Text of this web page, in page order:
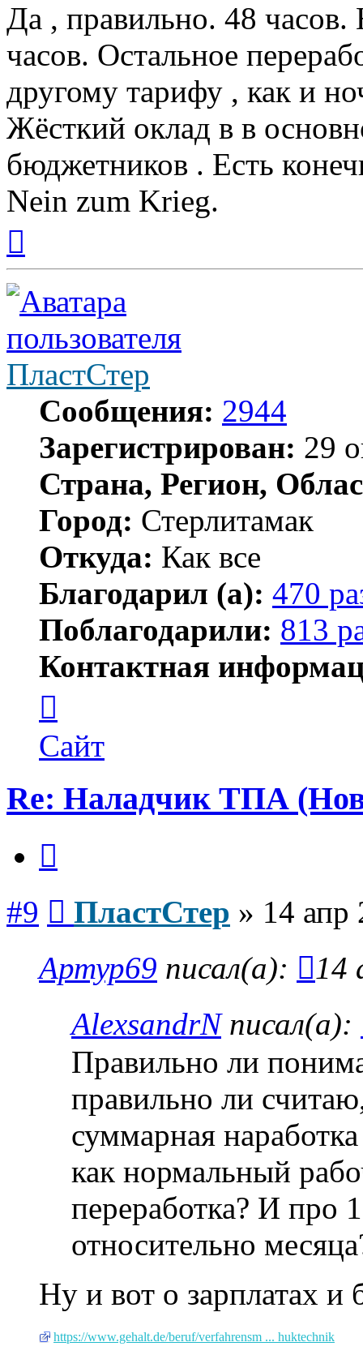
Да , правильно. 48
часов. Остальное
другому тарифу , как и
Жёсткий оклад в в
бюджетников . Есть
Nein zum Krieg.
началу
ПластСтер
Сообщения: 2944
Зарегистрирован: 29
Страна, Регион,
Город: Стерлитамак
Откуда: Как все
Благодарил (а): 470
Поблагодарили: 813
Контактная
пользователя
ПластСтер
Сайт
Re: Наладчик ТПА
#9 ПластСтер » 14 апр
Артур69 писал(а):
14
AlexsandrNписал(а):
Правильно ли
правильно ли
суммарная
как нормальный
переработка? И про
относительно
Ну и вот о зарплатах и
https://www.gehalt.de/beruf/verfahrensm ... huktechnik